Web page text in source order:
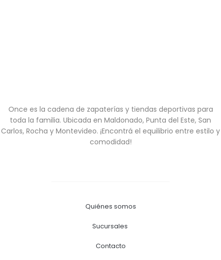
Once es la cadena de zapaterías y tiendas deportivas para
toda la familia. Ubicada en Maldonado, Punta del Este, San
Carlos, Rocha y Montevideo. ¡Encontrá el equilibrio entre estilo y
comodidad!
Quiénes somos
Sucursales
Contacto